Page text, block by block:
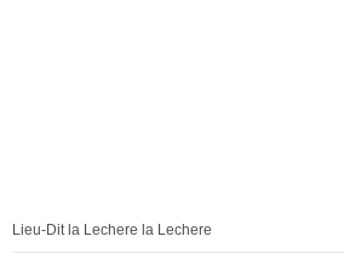
Lieu-Dit la Lechere la Lechere